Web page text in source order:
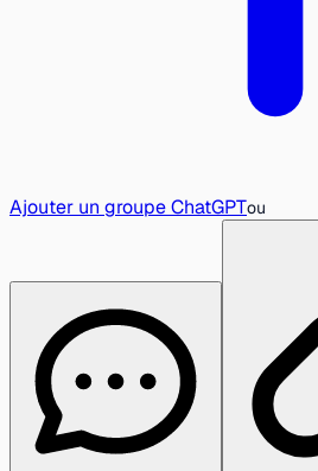
Ajouter un groupe ChatGPTou